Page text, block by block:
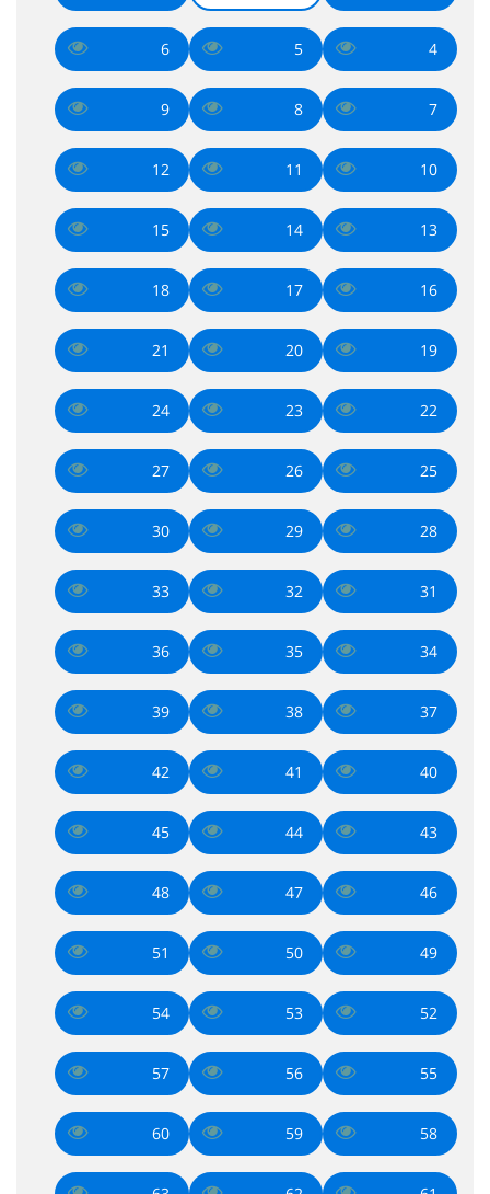
4
5
6
7
8
9
10
11
12
13
14
15
16
17
18
19
20
21
22
23
24
25
26
27
28
29
30
31
32
33
34
35
36
37
38
39
40
41
42
43
44
45
46
47
48
49
50
51
52
53
54
55
56
57
58
59
60